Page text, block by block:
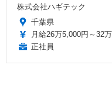
株式会社ハギテック
千葉県
月給26万5,000円～32
正社員